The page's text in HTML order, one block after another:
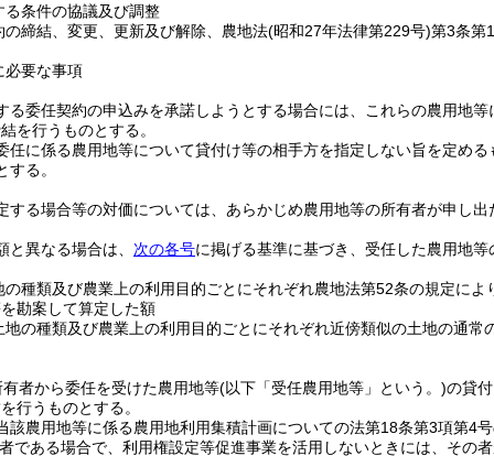
条件の協議及び調整
締結、変更、更新及び解除、農地法(昭和27年法律第229号)第3条第
必要な事項
委任契約の申込みを承諾しようとする場合には、これらの農用地
を行うものとする。
に係る農用地等について貸付け等の相手方を指定しない旨を定める
る。
る場合等の対価については、あらかじめ農用地等の所有者が申し
異なる場合は、 次の各号に掲げる基準に基づき、受任した農用地
種類及び農業上の利用目的ごとにそれぞれ農地法第52条の規定によ
勘案して算定した額
の種類及び農業上の利用目的ごとにそれぞれ近傍類似の土地の通常
者から委任を受けた農用地等(以下「受任農用地等」という。)の貸
行うものとする。
農用地等に係る農用地利用集積計画についての法第18条第3項第4号
である場合で、利用権設定等促進事業を活用しないときには、その